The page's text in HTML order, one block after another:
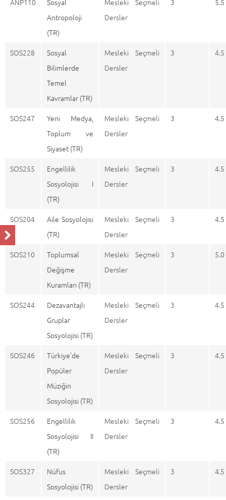
ANP110
Sosyal
Antropoloji
(TR)
Mesleki Seçmeli
Dersler
3 5.5
SOS228
Sosyal
Bilimlerde
Temel
Kavramlar (TR)
Mesleki Seçmeli
Dersler
3 4.5
SOS247
Yeni Medya,
Toplum ve
Siyaset (TR)
Mesleki Seçmeli
Dersler
3 4.5
SOS255
Engellilik
Sosyolojisi I
(TR)
Mesleki Seçmeli
Dersler
3 4.5
SOS204
Aile Sosyolojisi
(TR)
Mesleki Seçmeli
Dersler
3 4.5
SOS210
Toplumsal
Değişme
Kuramları (TR)
Mesleki Seçmeli
Dersler
3 5.0
SOS244
Dezavantajlı
Gruplar
Sosyolojisi (TR)
Mesleki Seçmeli
Dersler
3 4.5
SOS246
Türkiye’de
Popüler
Müziğin
Sosyolojisi (TR)
Mesleki Seçmeli
Dersler
3 4.5
SOS256
Engellilik
Sosyolojisi II
(TR)
Mesleki Seçmeli
Dersler
3 4.5
SOS327
Nüfus
Sosyolojisi (TR)
Mesleki Seçmeli
Dersler
3 4.5